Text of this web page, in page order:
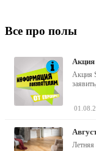
Все про полы
Акция
Летняя